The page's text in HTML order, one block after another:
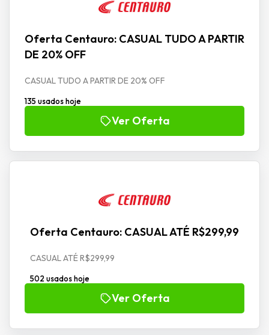
Oferta Centauro: CASUAL TUDO A PARTIR
DE 20% OFF
CASUAL TUDO A PARTIR DE 20% OFF
135 usados hoje
Ver Oferta
Oferta Centauro: CASUAL ATÉ R$299,99
CASUAL ATÉ R$299,99
502 usados hoje
Ver Oferta